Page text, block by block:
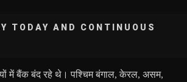
TODAY AND CONTINUOUS
में बैंक बंद रहे थे। पश्चिम बंगाल, केरल, असम,